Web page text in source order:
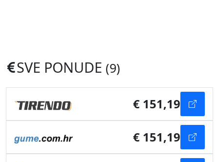
SVE PONUDE (9)
€ 151,19
€ 151,19